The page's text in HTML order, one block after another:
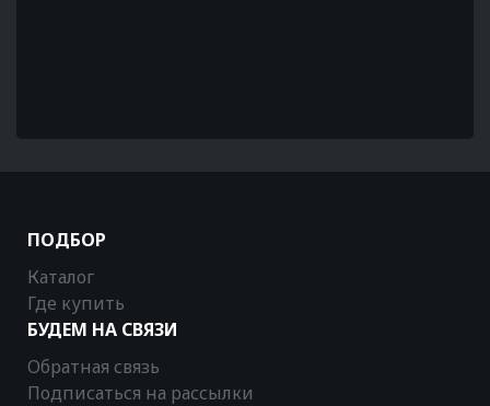
ПОДБОР
Каталог
Где купить
БУДЕМ НА СВЯЗИ
Обратная связь
Подписаться на рассылки